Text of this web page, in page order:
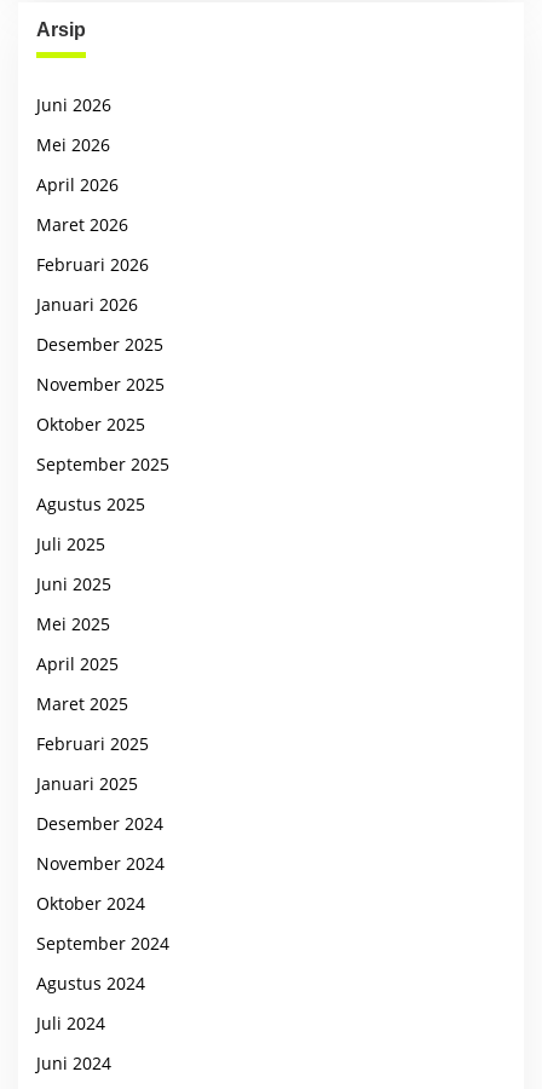
Arsip
Juni 2026
Mei 2026
April 2026
Maret 2026
Februari 2026
Januari 2026
Desember 2025
November 2025
Oktober 2025
September 2025
Agustus 2025
Juli 2025
Juni 2025
Mei 2025
April 2025
Maret 2025
Februari 2025
Januari 2025
Desember 2024
November 2024
Oktober 2024
September 2024
Agustus 2024
Juli 2024
Juni 2024